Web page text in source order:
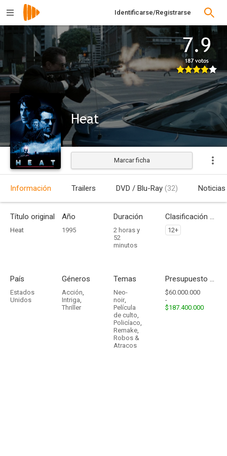
Identificarse/Registrarse
7.9
187 votos
Heat
Estrenada
Marcar ficha
Información Trailers DVD / Blu-Ray (32) Noticias
Título original
Heat
Año
1995
Duración
2 horas y
52
minutos
Clasificación por edades
12+
País
Estados
Unidos
Géneros
Acción,
Intriga,
Thriller
Temas
Neo-
noir,
Película
de culto,
Policíaco,
Remake,
Robos &
Atracos
Presupuesto - Ingresos
$60.000.000
-
$187.400.000